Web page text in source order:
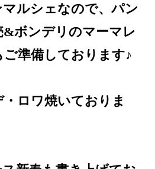
ルシェなので、パン
&ボンデリのマーマレ
準備しております♪
ロワ焼いておりま